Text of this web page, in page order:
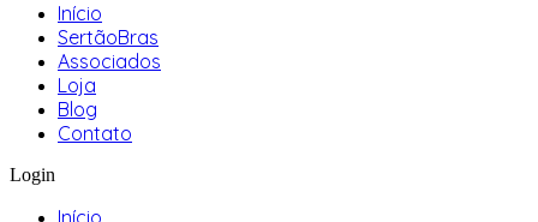
Início
SertãoBras
Associados
Loja
Blog
Contato
Login
Início